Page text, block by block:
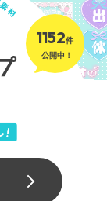
1152件
公開中！